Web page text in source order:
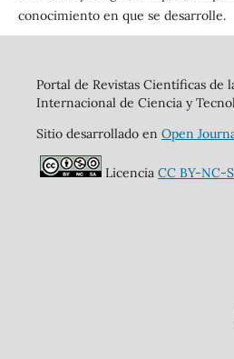
conocimiento en que se desarrolle.
Portal de Revistas Científicas de
Internacional de Ciencia y
Sitio desarrollado en Open
Licencia CC BY-NC-